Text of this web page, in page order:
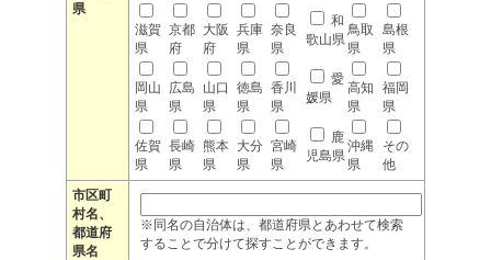
県
滋賀
県
京都
府
大阪
府
兵庫
県
奈良
県
和
歌山県
鳥取
県
島根
県
岡山
県
広島
県
山口
県
徳島
県
香川
県
愛
媛県
高知
県
福岡
県
佐賀
県
長崎
県
熊本
県
大分
県
宮崎
県
鹿
児島県
沖縄
県
その
他
市区町
村名、
都道府
県名
※同名の自治体は、都道府県とあわせて検索
することで分けて探すことができます。